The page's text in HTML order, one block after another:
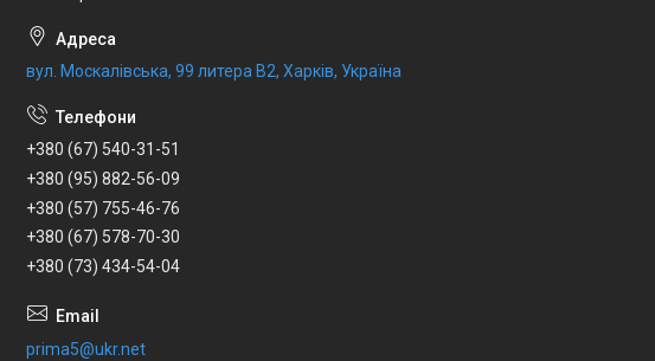
вул. Москалівська, 99 литера В2, Харків, Україна
+380 (67) 540-31-51
+380 (95) 882-56-09
+380 (57) 755-46-76
+380 (67) 578-70-30
+380 (73) 434-54-04
prima5@ukr.net